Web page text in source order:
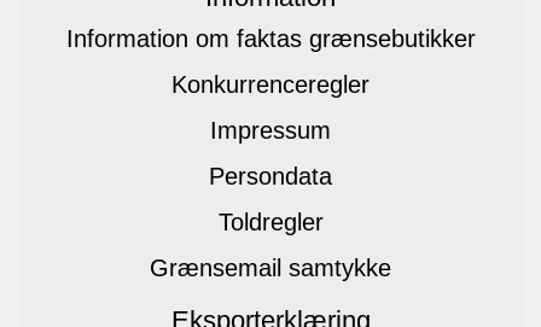
Information om faktas grænsebutikker
Konkurrenceregler
Impressum
Persondata
Toldregler
Grænsemail samtykke
Eksporterklæring